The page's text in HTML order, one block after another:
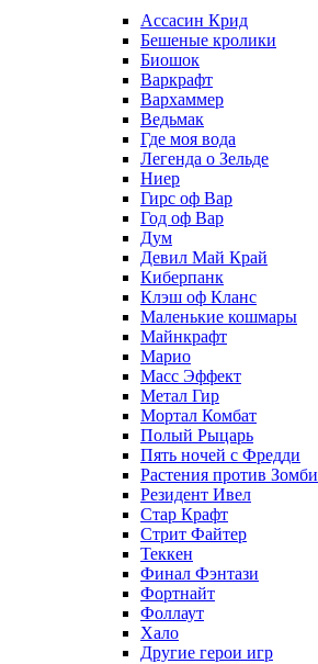
Ассасин Крид
Бешеные кролики
Биошок
Варкрафт
Вархаммер
Ведьмак
Где моя вода
Легенда о Зельде
Ниер
Гирс оф Вар
Год оф Вар
Дум
Девил Май Край
Киберпанк
Клэш оф Кланс
Маленькие кошмары
Майнкрафт
Марио
Масс Эффект
Метал Гир
Мортал Комбат
Полый Рыцарь
Пять ночей с Фредди
Растения против Зомби
Резидент Ивел
Стар Крафт
Стрит Файтер
Теккен
Финал Фэнтази
Фортнайт
Фоллаут
Хало
Другие герои игр